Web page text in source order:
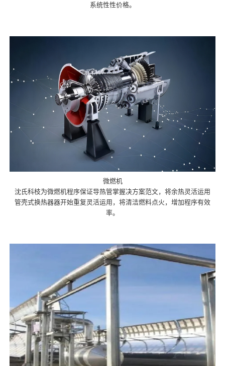
系统性性价格。
微燃机
沈氏科枝为微燃机程序保证导热管掌握决方案范文，将余热灵活运用
管壳式换热器器开始重复灵活运用，将清洁燃料点火，增加程序有效
率。